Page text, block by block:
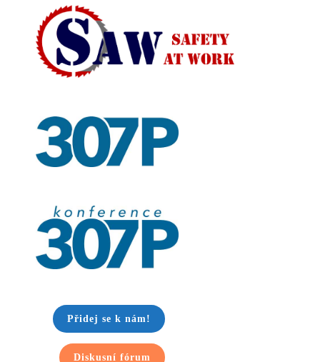
Přidej se k nám!
Diskusní fórum